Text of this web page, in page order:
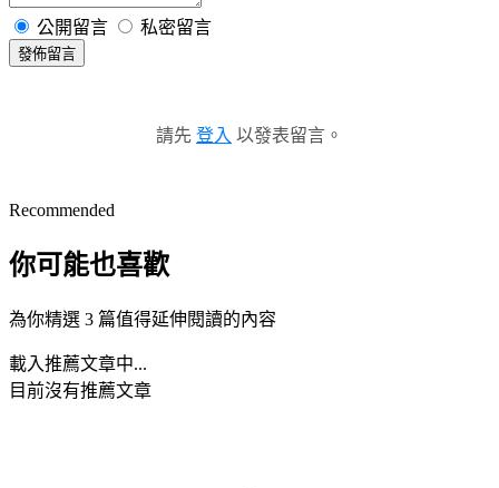
公開留言 私密留言
發佈留言
請先 登入 以發表留言。
Recommended
你可能也喜歡
為你精選 3 篇值得延伸閱讀的內容
載入推薦文章中...
目前沒有推薦文章